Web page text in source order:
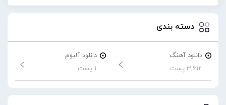
دسته بندی
دانلود آهنگ
3,612 پست
دانلود آلبوم
1 پست